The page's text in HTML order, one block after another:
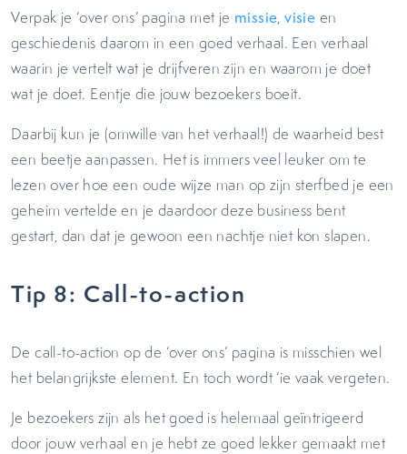
Verpak je ‘over ons’ pagina met je missie,visie en
geschiedenis daarom in een goed verhaal. Een verhaal
waarin je vertelt wat je drijfveren zijn en waarom je doet
wat je doet. Eentje die jouw bezoekers boeit.
Daarbij kun je (omwille van het verhaal!) de waarheid best
een beetje aanpassen. Het is immers veel leuker om te
lezen over hoe een oude wijze man op zijn sterfbed je een
geheim vertelde en je daardoor deze business bent
gestart, dan dat je gewoon een nachtje niet kon slapen.
Tip 8: Call-to-action
De call-to-action op de ‘over ons’ pagina is misschien wel
het belangrijkste element. En toch wordt ‘ie vaak vergeten.
Je bezoekers zijn als het goed is helemaal geïntrigeerd
door jouw verhaal en je hebt ze goed lekker gemaakt met